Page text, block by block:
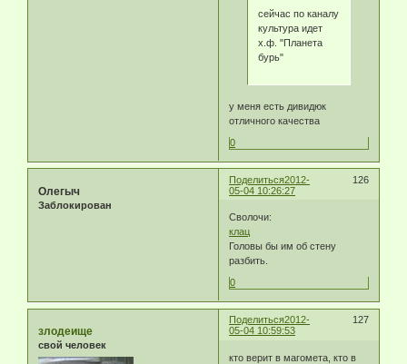
сейчас по каналу
культура идет
х.ф. "Планета
бурь"
у меня есть дивидюк
отличного качества
0
Поделиться 126
2012-
05-04 10:26:27
Олегыч
Заблокирован
Сволочи:
клац
Головы бы им об стену
разбить.
0
Поделиться 127
2012-
05-04 10:59:53
злодеище
свой человек
кто верит в магомета, кто в